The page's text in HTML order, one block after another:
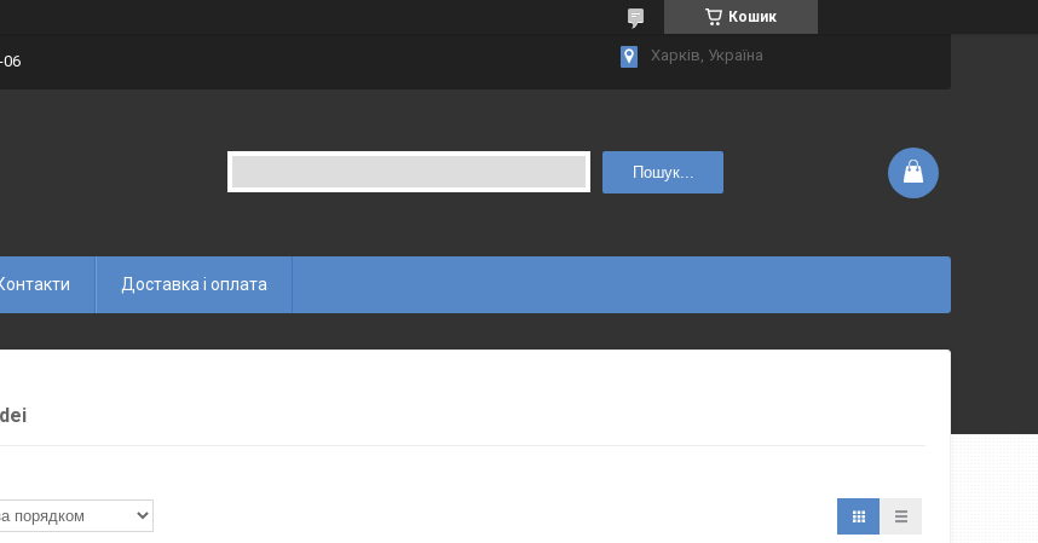
Кошик
06 Харків, Україна
Пошук...
Доставка і оплата